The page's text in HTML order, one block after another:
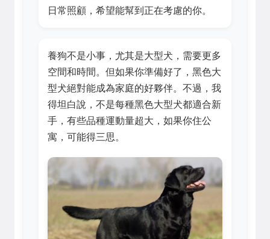
日常照顧，希望能幫到正在考慮的你。
養狗不是小事，尤其是大型犬，需要更多
空間和時間。但如果你準備好了，黑色大
型犬絕對能成為家庭的好夥伴。不過，我
得坦白說，不是每種黑色大型犬都適合新
手，有些品種運動量超大，如果你住公
寓，可能得三思。